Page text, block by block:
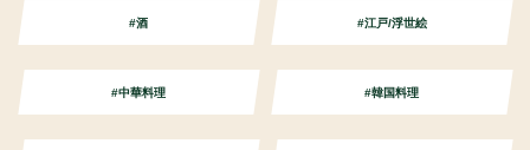
#酒 #江戸/浮世絵
#中華料理 #韓国料理